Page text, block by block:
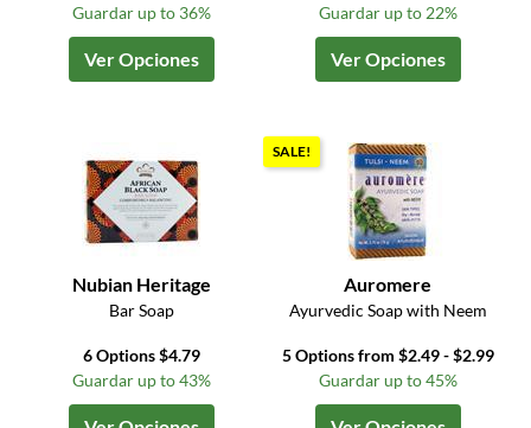
Guardar up to 36%
Ver Opciones
Guardar up to 22%
Ver Opciones
Nubian Heritage
Bar Soap
6 Options $4.79
Guardar up to 43%
SALE!
Auromere
Ayurvedic Soap with Neem
5 Options from $2.49 - $2.99
Guardar up to 45%